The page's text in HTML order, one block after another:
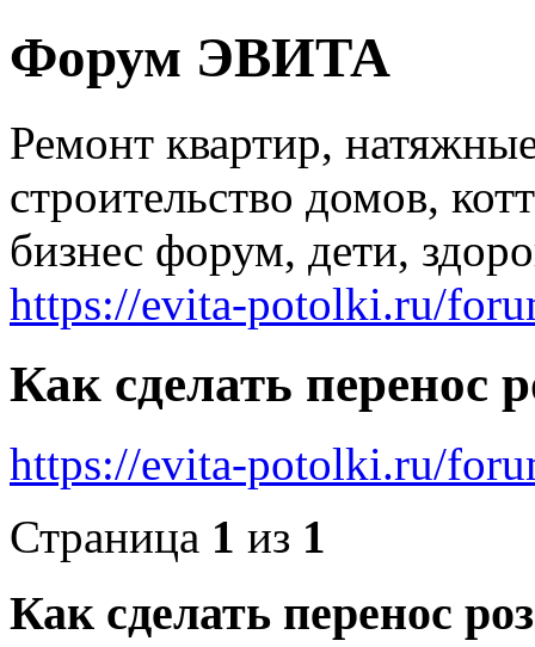
Форум ЭВИТА
Ремонт квартир,
строительство домов,
бизнес форум, дети,
https://evita-potolki.ru/
Как сделать перенос
https://evita-potolki.ru/
Страница 1 из 1
Как сделать перенос